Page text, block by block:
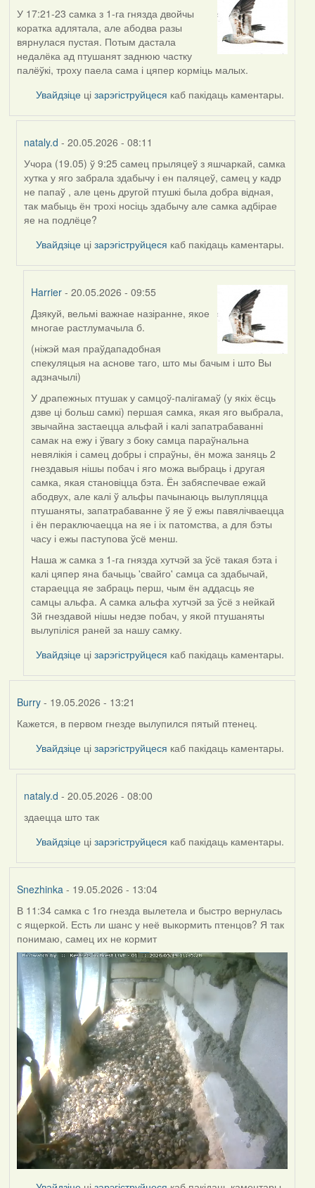
У 17:21-23 самка з 1-га гнязда двойчы
коратка адлятала, але абодва разы
вярнулася пустая. Потым дастала
недалёка ад птушанят заднюю частку
палёўкі, троху паела сама і цяпер корміць малых.
Увайдзіце цізарэгіструйцеся каб пакідаць каментары.
nataly.d - 20.05.2026 - 08:11
In
reply
to
by
Harrier
Учора (19.05) ў 9:25 самец прыляцеў з яшчаркай, самка
хутка у яго забрала здабычу і ен паляцеў, самец у кадр
не папаў , але цень другой птушкі была добра відная,
так мабыць ён трохі носіць здабычу але самка адбірае
яе на подлёце?
Увайдзіце цізарэгіструйцеся каб пакідаць каментары.
Harrier - 20.05.2026 - 09:55
In
reply
to
by
nataly.d
Дзякуй, вельмі важнае назіранне, якое
многае растлумачыла б.
(ніжэй мая праўдападобная
спекуляцыя на аснове таго, што мы бачым і што Вы
адзначылі)
У драпежных птушак у самцоў-палігамаў (у якіх ёсць
дзве ці больш самкі) першая самка, якая яго выбрала,
звычайна застаецца альфай і калі запатрабаванні
самак на ежу і ўвагу з боку самца параўнальна
невялікія і самец добры і спраўны, ён можа заняць 2
гнездавыя нішы побач і яго можа выбраць і другая
самка, якая становіцца бэта. Ён забяспечвае ежай
абодвух, але калі ў альфы пачынаюць вылупляцца
птушаняты, запатрабаванне ў яе ў ежы павялічваецца
і ён пераключаецца на яе і іх патомства, а для бэты
часу і ежы паступова ўсё менш.
Наша ж самка з 1-га гнязда хутчэй за ўсё такая бэта і
калі цяпер яна бачыць 'свайго' самца са здабычай,
стараецца яе забраць перш, чым ён аддасць яе
самцы альфа. А самка альфа хутчэй за ўсё з нейкай
3й гнездавой нішы недзе побач, у якой птушаняты
вылупіліся раней за нашу самку.
Увайдзіце цізарэгіструйцеся каб пакідаць каментары.
Burry- 19.05.2026 - 13:21
Кажется, в первом гнезде вылупился пятый птенец.
Увайдзіце цізарэгіструйцеся каб пакідаць каментары.
nataly.d - 20.05.2026 - 08:00
In
reply
by
здаецца што так
Увайдзіце цізарэгіструйцеся каб пакідаць каментары.
Snezhinka - 19.05.2026 - 13:04
В 11:34 самка с 1го гнезда вылетела и быстро вернулась
с ящеркой. Есть ли шанс у неё выкормить птенцов? Я так
понимаю, самец их не кормит